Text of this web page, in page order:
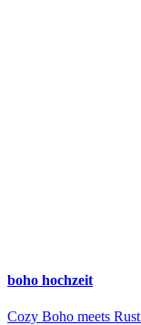
boho hochzeit
Cozy Boho meets